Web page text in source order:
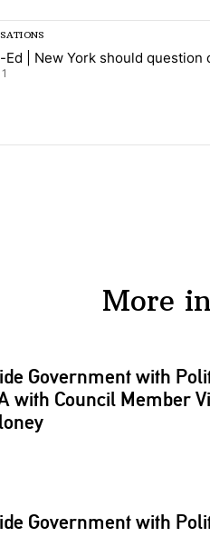
is a list of the most commented
titled "Op-Ed | New York
Ed | New York should
1
More in
Government with
with Council Member
Government with